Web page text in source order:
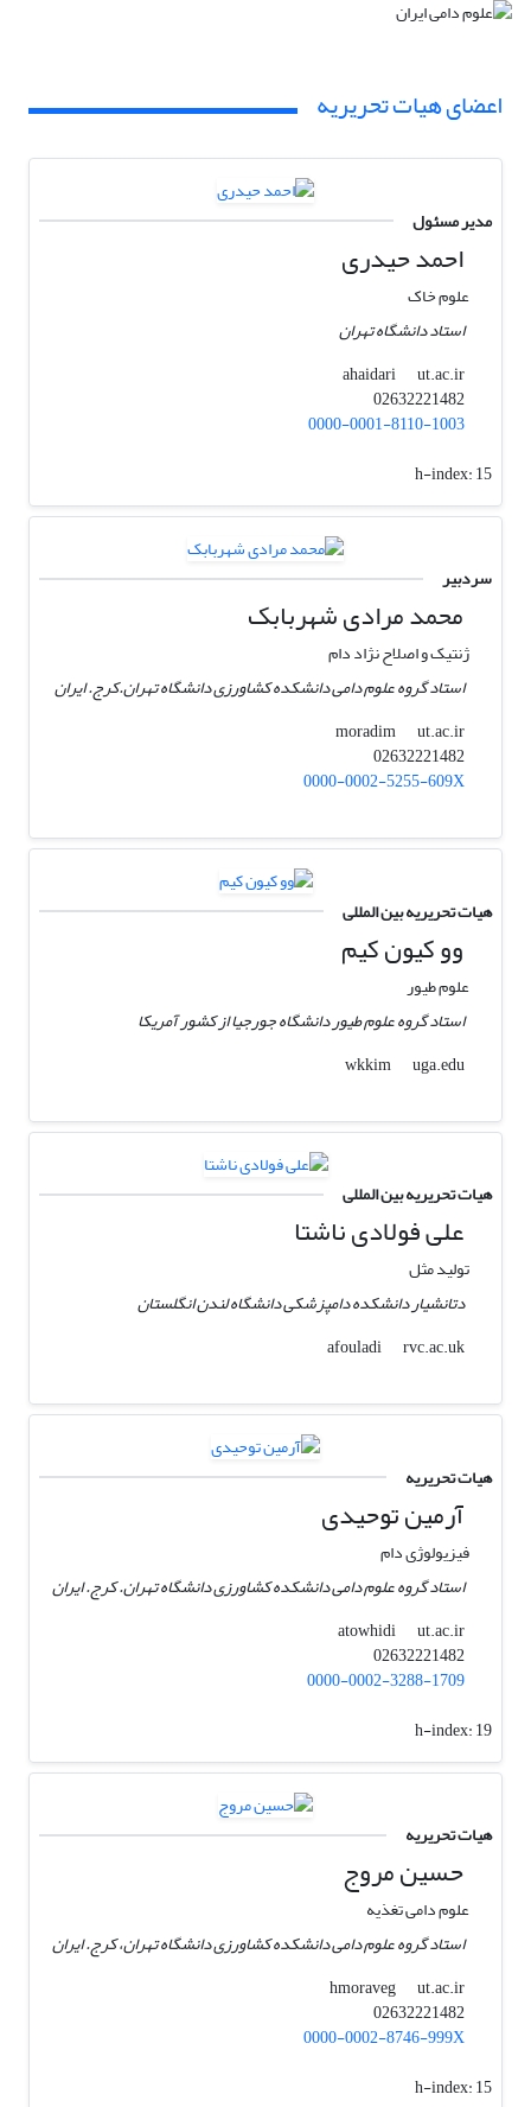
اعضای هیات تحریریه
مدیر مسئول
احمد حیدری
علوم خاک
استاد دانشگاه تهران
ahaidari
ut.ac.ir
02632221482
0000-0001-8110-1003
h-index:15
سردبیر
محمد مرادی شهربابک
ژنتیک و اصلاح نژاد دام
استاد گروه علوم دامی دانشکده کشاورزی دانشگاه تهران.کرج. ایران
moradim
ut.ac.ir
02632221482
0000-0002-5255-609X
هیات تحریریه بین المللی
وو کیون کیم
علوم طیور
استاد گروه علوم طیور دانشگاه جورجیا از کشور آمریکا
wkkim
uga.edu
هیات تحریریه بین المللی
علی فولادی ناشتا
تولید مثل
دتانشیار دانشکده دامپزشکی دانشگاه لندن انگلستان
afouladi
rvc.ac.uk
هیات تحریریه
آرمین توحیدی
فیزیولوژی دام
استاد گروه علوم دامی دانشکده کشاورزی دانشگاه تهران. کرج. ایران
atowhidi
ut.ac.ir
02632221482
0000-0002-3288-1709
h-index:19
هیات تحریریه
حسین مروج
علوم دامی تغذیه
استاد گروه علوم دامی دانشکده کشاورزی دانشگاه تهران، کرج. ایران
hmoraveg
ut.ac.ir
02632221482
0000-0002-8746-999X
h-index:15